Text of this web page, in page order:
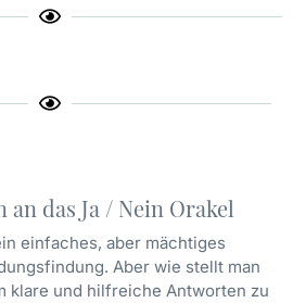
an das Ja / Nein Orakel
einfaches, aber mächtiges
Aber wie stellt man
klare und hilfreiche Antworten zu